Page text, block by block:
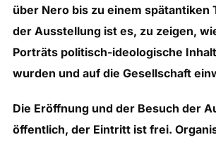
über Nero bis zu einem spätantiken
der Ausstellung ist es, zu zeigen,
Porträts politisch-ideologische
wurden und auf die Gesellschaft
Die Eröffnung und der Besuch der
öffentlich, der Eintritt ist frei.